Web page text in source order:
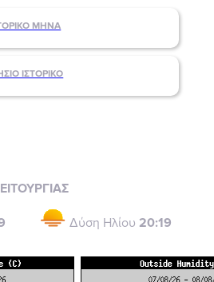
ΜΗΝΑ
ΙΣΤΟΡΙΚΟ
Δύση Ηλίου 20:19